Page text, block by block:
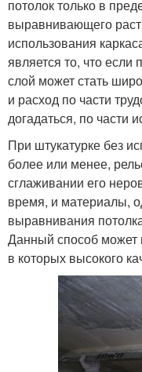
потолок только в
выравнивающего
использования
является то, что если
слой может стать
и расход по части
догадаться, по части
При штукатурке без
более или менее,
сглаживании его
время, и материалы,
выравнивания
Данный способ
в которых высокого